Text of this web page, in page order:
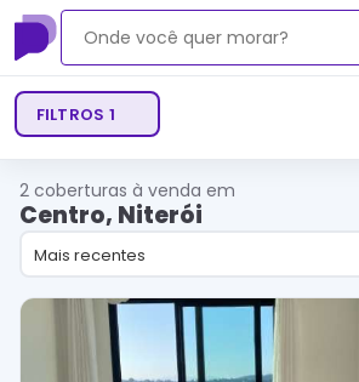
FILTROS 1
2 coberturas à venda em
Centro, Niterói
Mais recentes